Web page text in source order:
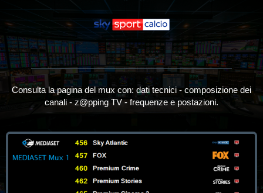
Consulta la pagina del mux con: dati tecnici - composizione dei
canali - z@pping TV - frequenze e postazioni.